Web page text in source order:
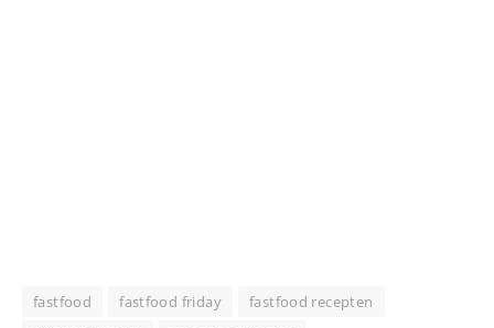
fastfood fastfood friday
fastfood recepten